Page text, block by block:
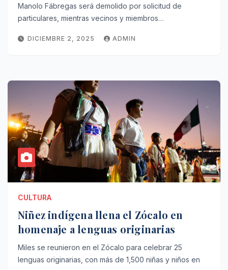
Manolo Fábregas será demolido por solicitud de
particulares, mientras vecinos y miembros…
DICIEMBRE 2, 2025 ADMIN
CULTURA
Niñez indígena llena el Zócalo en
homenaje a lenguas originarias
Miles se reunieron en el Zócalo para celebrar 25
lenguas originarias, con más de 1,500 niñas y niños en